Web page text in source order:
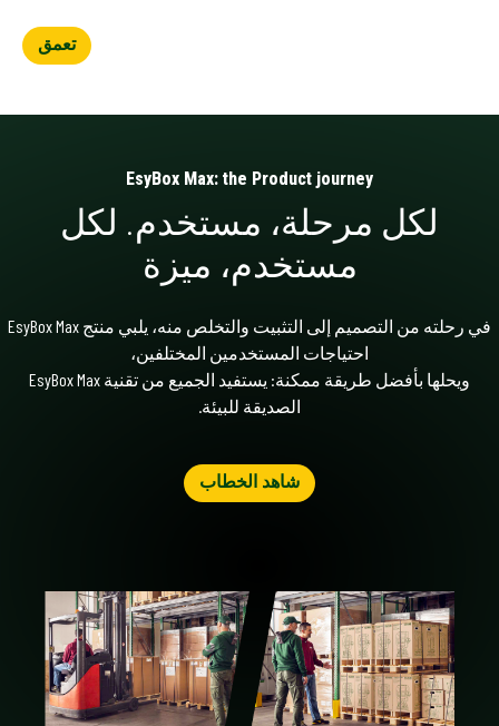
تعمق
EsyBox Max: the Product journey
لكل مرحلة، مستخدم. لكل
مستخدم، ميزة
في رحلته من التصميم إلى التثبيت والتخلص منه، يلبي منتج EsyBox Max
احتياجات المستخدمين المختلفين،
ويحلها بأفضل طريقة ممكنة: يستفيد الجميع من تقنية EsyBox Max
الصديقة للبيئة.
شاهد الخطاب